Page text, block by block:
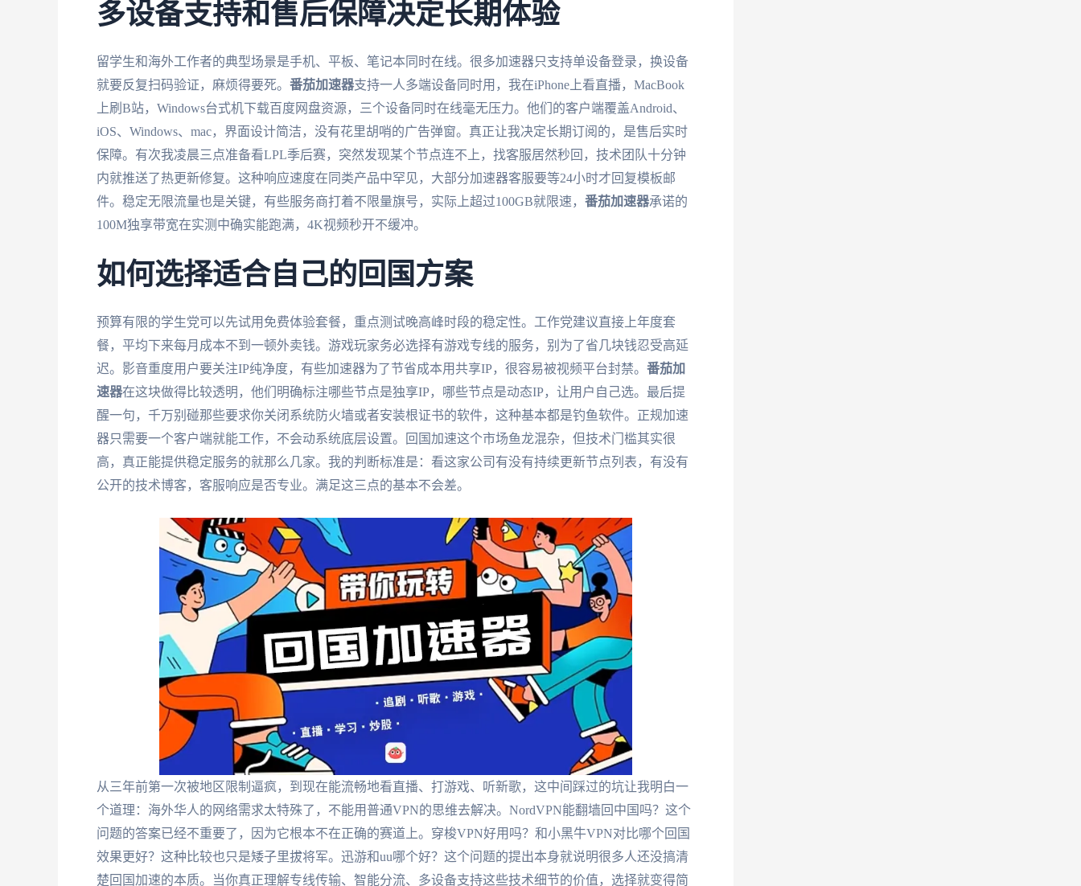
多设备支持和售后保障决定长期体验
留学生和海外工作者的典型场景是手机、平板、笔记本同时在线。很多加速器只支持单设备登录，换设备
就要反复扫码验证，麻烦得要死。 番茄加速器支持一人多端设备同时用，我在iPhone上看直播，MacBook
上刷B站，Windows台式机下载百度网盘资源，三个设备同时在线毫无压力。他们的客户端覆盖Android、
iOS、Windows、mac，界面设计简洁，没有花里胡哨的广告弹窗。真正让我决定长期订阅的，是售后实时
保障。有次我凌晨三点准备看LPL季后赛，突然发现某个节点连不上，找客服居然秒回，技术团队十分钟
内就推送了热更新修复。这种响应速度在同类产品中罕见，大部分加速器客服要等24小时才回复模板邮
件。稳定无限流量也是关键，有些服务商打着不限量旗号，实际上超过100GB就限速， 番茄加速器承诺的
100M独享带宽在实测中确实能跑满，4K视频秒开不缓冲。
如何选择适合自己的回国方案
预算有限的学生党可以先试用免费体验套餐，重点测试晚高峰时段的稳定性。工作党建议直接上年度套
餐，平均下来每月成本不到一顿外卖钱。游戏玩家务必选择有游戏专线的服务，别为了省几块钱忍受高延
迟。影音重度用户要关注IP纯净度，有些加速器为了节省成本用共享IP，很容易被视频平台封禁。 番茄加
速器在这块做得比较透明，他们明确标注哪些节点是独享IP，哪些节点是动态IP，让用户自己选。最后提
醒一句，千万别碰那些要求你关闭系统防火墙或者安装根证书的软件，这种基本都是钓鱼软件。正规加速
器只需要一个客户端就能工作，不会动系统底层设置。回国加速这个市场鱼龙混杂，但技术门槛其实很
高，真正能提供稳定服务的就那么几家。我的判断标准是：看这家公司有没有持续更新节点列表，有没有
公开的技术博客，客服响应是否专业。满足这三点的基本不会差。
从三年前第一次被地区限制逼疯，到现在能流畅地看直播、打游戏、听新歌，这中间踩过的坑让我明白一
个道理：海外华人的网络需求太特殊了，不能用普通VPN的思维去解决。NordVPN能翻墙回中国吗？这个
问题的答案已经不重要了，因为它根本不在正确的赛道上。穿梭VPN好用吗？和小黑牛VPN对比哪个回国
效果更好？这种比较也只是矮子里拔将军。迅游和uu哪个好？这个问题的提出本身就说明很多人还没搞清
楚回国加速的本质。当你真正理解专线传输、智能分流、多设备支持这些技术细节的价值，选择就变得简